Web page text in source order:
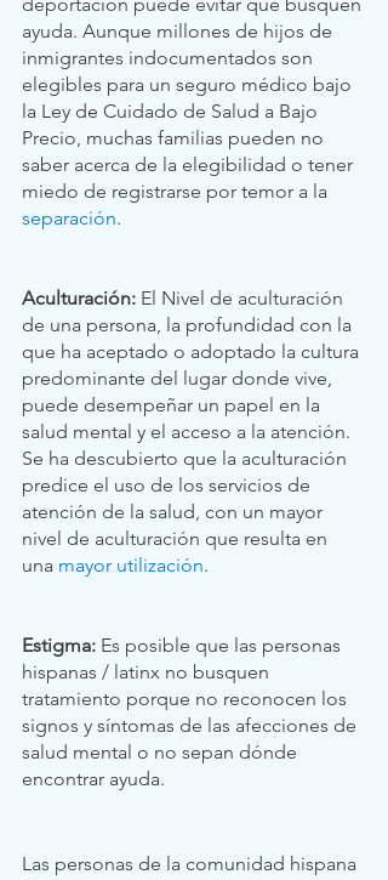
deportación puede evitar que busquen
ayuda. Aunque millones de hijos de
inmigrantes indocumentados son
elegibles para un seguro médico bajo
la Ley de Cuidado de Salud a Bajo
Precio, muchas familias pueden no
saber acerca de la elegibilidad o tener
miedo de registrarse por temor a la
separación.
Aculturación: El Nivel de aculturación
de una persona, la profundidad con la
que ha aceptado o adoptado la cultura
predominante del lugar donde vive,
puede desempeñar un papel en la
salud mental y el acceso a la atención.
Se ha descubierto que la aculturación
predice el uso de los servicios de
atención de la salud, con un mayor
nivel de aculturación que resulta en
una mayor utilización.
Estigma: Es posible que las personas
hispanas / latinx no busquen
tratamiento porque no reconocen los
signos y síntomas de las afecciones de
salud mental o no sepan dónde
encontrar ayuda.
Las personas de la comunidad hispana